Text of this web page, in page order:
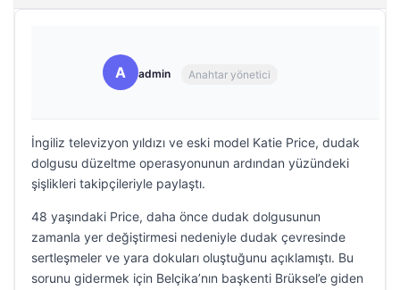
A admin Anahtar yönetici
İngiliz televizyon yıldızı ve eski model Katie Price, dudak
dolgusu düzeltme operasyonunun ardından yüzündeki
şişlikleri takipçileriyle paylaştı.
48 yaşındaki Price, daha önce dudak dolgusunun
zamanla yer değiştirmesi nedeniyle dudak çevresinde
sertleşmeler ve yara dokuları oluştuğunu açıklamıştı. Bu
sorunu gidermek için Belçika’nın başkenti Brüksel’e giden